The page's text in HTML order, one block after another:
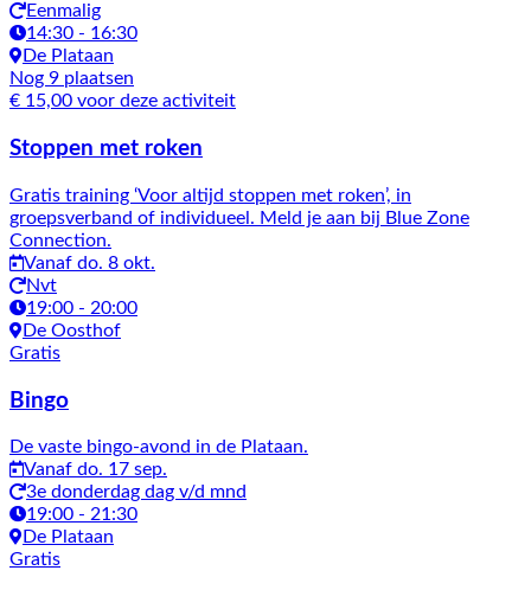
Eenmalig
14:30 - 16:30
De Plataan
Nog 9 plaatsen
€ 15,00 voor deze activiteit
Stoppen met roken
Gratis training ‘Voor altijd stoppen met roken’, in
groepsverband of individueel. Meld je aan bij Blue Zone
Connection.
Vanaf do. 8 okt.
Nvt
19:00 - 20:00
De Oosthof
Gratis
Bingo
De vaste bingo-avond in de Plataan.
Vanaf do. 17 sep.
3e donderdag dag v/d mnd
19:00 - 21:30
De Plataan
Gratis